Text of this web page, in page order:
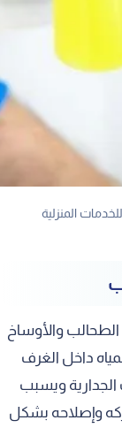
المنزلية
الطحالب والأوساخ
داخل الغرف
الجدارية ويسبب
وإصلاحه بشكل